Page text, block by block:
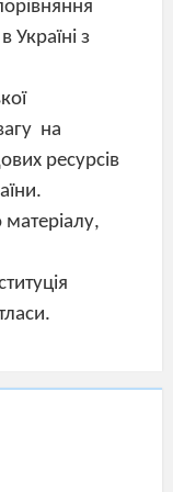
Україні з
на
ресурсів
і умінь учнів.